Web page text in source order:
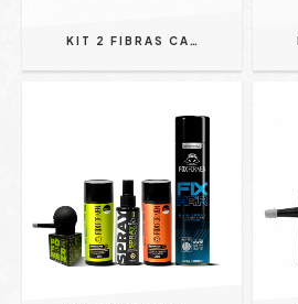
KIT 2 FIBRAS CAPILARES CASTANHO C/ APLICADOR E SPRAY FIXADOR - FOX FOR MEN